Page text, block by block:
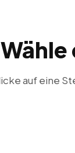
Wähle
auf eine